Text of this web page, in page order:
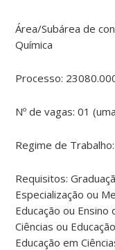
Área/Subárea de
Química
Processo:
Nº de vagas: 01
Regime de
Requisitos:
Especialização ou
Educação ou Ensino
Ciências ou
Educação em